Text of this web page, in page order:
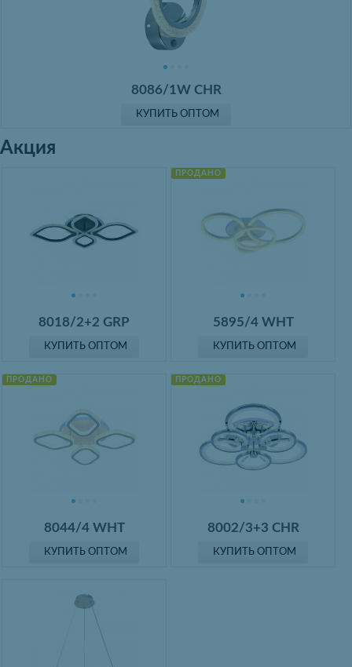
8086/1W CHR
КУПИТЬ ОПТОМ
Акция
8018/2+2 GRP
КУПИТЬ ОПТОМ
ПРОДАНО
5895/4 WHT
КУПИТЬ ОПТОМ
ПРОДАНО
8044/4 WHT
КУПИТЬ ОПТОМ
ПРОДАНО
8002/3+3 CHR
КУПИТЬ ОПТОМ